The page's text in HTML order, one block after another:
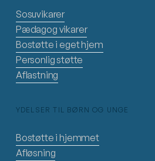
Sosuvikarer
Pædagog vikarer
Bostøtte i eget hjem
Personlig støtte
Aflastning
YDELSER TIL BØRN OG UNGE
Bostøtte i hjemmet
Afløsning